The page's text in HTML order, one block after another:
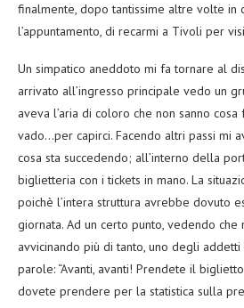
finalmente, dopo tantissime altre volte in
l’appuntamento, di recarmi a Tivoli per
Un simpatico aneddoto mi fa tornare al
arrivato all’ingresso principale vedo un
aveva l’aria di coloro che non sanno
vado…per capirci. Facendo altri passi mi
cosa sta succedendo; all’interno della
biglietteria con i tickets in mano. La
poichè l’intera struttura avrebbe dovuto
giornata. Ad un certo punto, vedendo che
avvicinando più di tanto, uno degli
parole: “Avanti, avanti! Prendete il
dovete prendere per la statistica sulla